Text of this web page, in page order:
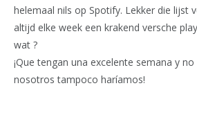
helemaal nils op Spotify. Lekker die lijst
altijd elke week een krakend versche
wat ?
¡Que tengan una excelente semana y
nosotros tampoco haríamos!